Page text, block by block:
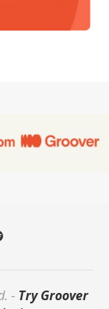
- Try Groover